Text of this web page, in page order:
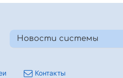
Новости системы
Контакты